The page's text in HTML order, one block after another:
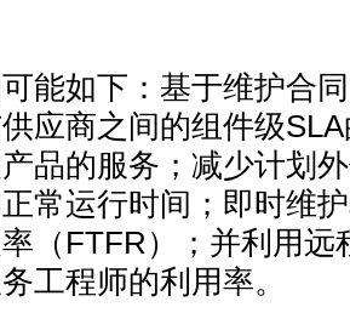
能如下：基于维护合
应商之间的组件级
品的服务；减少计划
常运行时间；即时维
（FTFR）；并利用远
工程师的利用率。